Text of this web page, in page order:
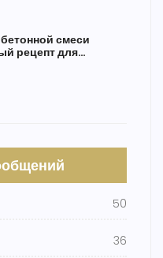
смеси
рецепт для
50
36